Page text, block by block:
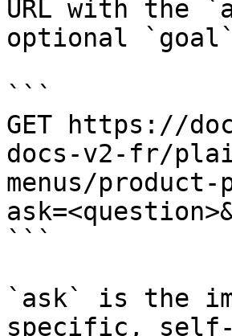
URL with the
optional
```
GET https://
docs-v2-fr/
menus/
```
`ask` is the
specific, self-